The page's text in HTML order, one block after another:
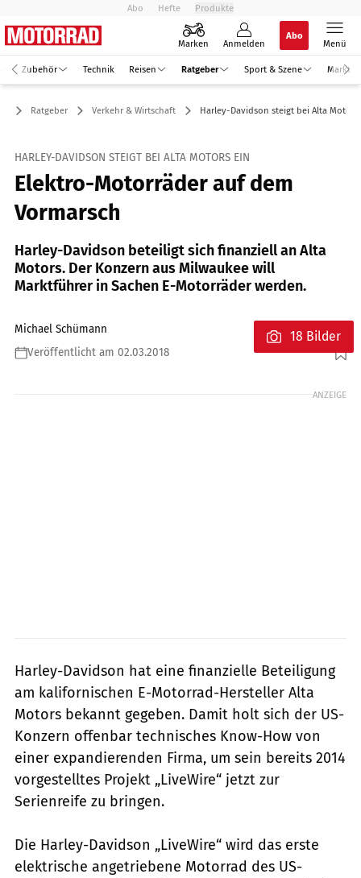
Abo Hefte Produkte
Marken Anmelden
Abo
Menü
Zubehör Technik Reisen Ratgeber Sport & Szene Markt
Ratgeber Verkehr & Wirtschaft Harley-Davidson steigt bei Alta Motors
HARLEY-DAVIDSON STEIGT BEI ALTA MOTORS EIN
Elektro-Motorräder auf dem
Vormarsch
Harley-Davidson beteiligt sich finanziell an Alta
Motors. Der Konzern aus Milwaukee will
Marktführer in Sachen E-Motorräder werden.
Michael Schümann
Veröffentlicht am 02.03.2018
Foto: Harley-Davidson
18 Bilder
ANZEIGE
Harley-Davidson hat eine finanzielle Beteiligung
am kalifornischen E-Motorrad-Hersteller Alta
Motors bekannt gegeben. Damit holt sich der US-
Konzern offenbar technisches Know-How von
einer expandierenden Firma, um sein bereits 2014
vorgestelltes Projekt „LiveWire“ jetzt zur
Serienreife zu bringen.
Die Harley-Davidson „LiveWire“ wird das erste
elektrische angetriebene Motorrad des US-